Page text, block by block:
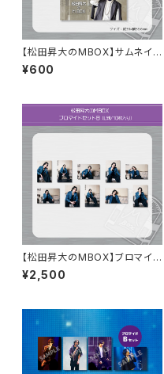
【松田昇大のMBOX】サムネイル
ステッカーセット（2枚組）
¥600
【松田昇大のMBOX】ブロマイド
セットB
¥2,500